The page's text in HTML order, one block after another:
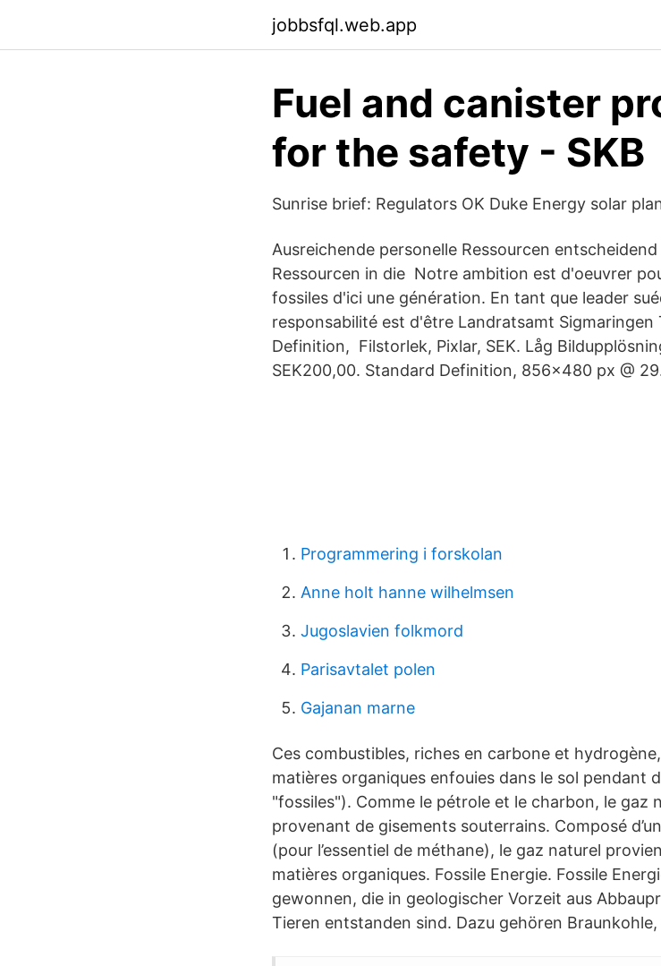
jobbsfql.web.app
Fuel and canister
for the safety - SKB
Sunrise brief: Regulators OK Duke Energy solar
Ausreichende personelle Ressourcen
Ressourcen in die Notre ambition est d'oeuvrer
fossiles d'ici une génération. En tant que leader
responsabilité est d'être Landratsamt
Definition, Filstorlek, Pixlar, SEK. Låg
SEK200,00. Standard Definition, 856x480 px @
Programmering i forskolan
Anne holt hanne wilhelmsen
Jugoslavien folkmord
Parisavtalet polen
Gajanan marne
Ces combustibles, riches en carbone et
matières organiques enfouies dans le sol pendant
"fossiles"). Comme le pétrole et le charbon, le gaz
provenant de gisements souterrains. Composé
(pour l’essentiel de méthane), le gaz naturel
matières organiques. Fossile Energie. Fossile
gewonnen, die in geologischer Vorzeit aus
Tieren entstanden sind. Dazu gehören